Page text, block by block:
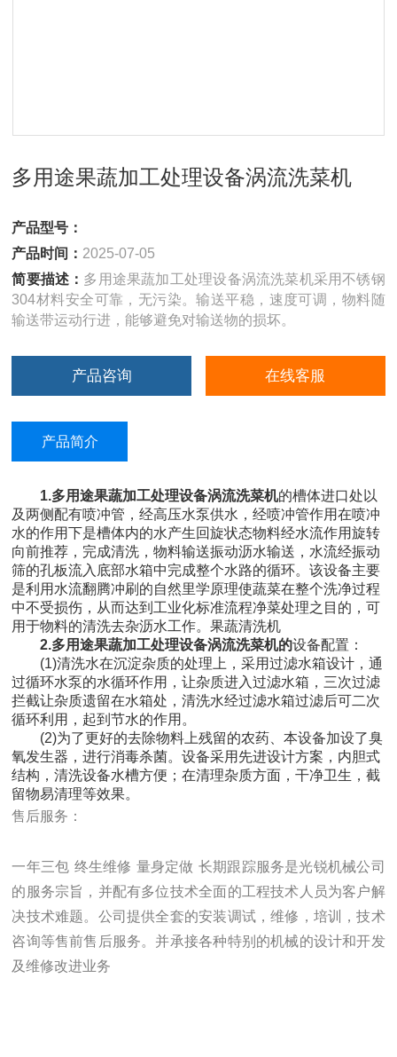
多用途果蔬加工处理设备涡流洗菜机
产品型号：
产品时间： 2025-07-05
简要描述： 多用途果蔬加工处理设备涡流洗菜机采用不锈钢
304材料安全可靠，无污染。输送平稳，速度可调，物料随
输送带运动行进，能够避免对输送物的损坏。
产品咨询 在线客服
产品简介
1.多用途果蔬加工处理设备涡流洗菜机的槽体进口处以
及两侧配有喷冲管，经高压水泵供水，经喷冲管作用在喷冲
水的作用下是槽体内的水产生回旋状态物料经水流作用旋转
向前推荐，完成清洗，物料输送振动沥水输送，水流经振动
筛的孔板流入底部水箱中完成整个水路的循环。该设备主要
是利用水流翻腾冲刷的自然里学原理使蔬菜在整个洗净过程
中不受损伤，从而达到工业化标准流程净菜处理之目的，可
用于物料的清洗去杂沥水工作。果蔬清洗机
2.多用途果蔬加工处理设备涡流洗菜机的设备配置：
(1)清洗水在沉淀杂质的处理上，采用过滤水箱设计，通
过循环水泵的水循环作用，让杂质进入过滤水箱，三次过滤
拦截让杂质遗留在水箱处，清洗水经过滤水箱过滤后可二次
循环利用，起到节水的作用。
(2)为了更好的去除物料上残留的农药、本设备加设了臭
氧发生器，进行消毒杀菌。设备采用先进设计方案，内胆式
结构，清洗设备水槽方便；在清理杂质方面，干净卫生，截
留物易清理等效果。
售后服务：
一年三包 终生维修 量身定做 长期跟踪服务是光锐机械公司
的服务宗旨，并配有多位技术全面的工程技术人员为客户解
决技术难题。公司提供全套的安装调试，维修，培训，技术
咨询等售前售后服务。并承接各种特别的机械的设计和开发
及维修改进业务